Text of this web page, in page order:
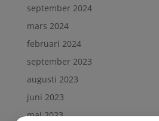
september 2024
mars 2024
februari 2024
september 2023
augusti 2023
juni 2023
maj 2023